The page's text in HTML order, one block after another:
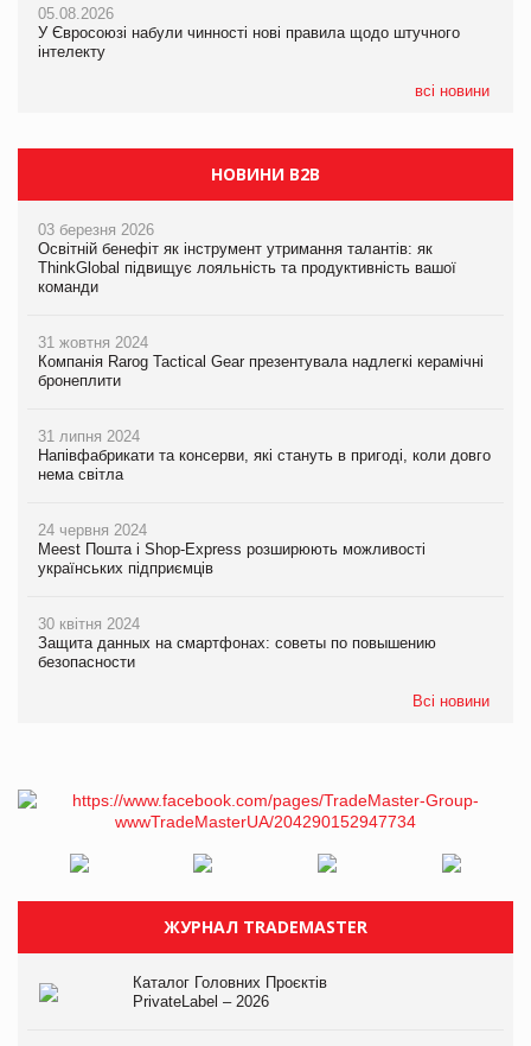
05.08.2026
У Євросоюзі набули чинності нові правила щодо штучного
інтелекту
всі новини
05.08.2026
У Євросоюзі набули чинності нові правила щодо штучного
інтелекту
05.08.2026
Рекламна платформа вимагає від Google компенсацію за
втрату 6,9 трлн рекламних показів
НОВИНИ B2B
03 березня 2026
Освітній бенефіт як інструмент утримання талантів: як
ThinkGlobal підвищує лояльність та продуктивність вашої
команди
31 жовтня 2024
Компанія Rarog Tactical Gear презентувала надлегкі керамічні
бронеплити
31 липня 2024
Напівфабрикати та консерви, які стануть в пригоді, коли довго
нема світла
24 червня 2024
Meest Пошта і Shop-Express розширюють можливості
українських підприємців
30 квітня 2024
Защита данных на смартфонах: советы по повышению
безопасности
Всі новини
ЖУРНАЛ TRADEMASTER
Каталог Головних Проєктів
PrivateLabel – 2026